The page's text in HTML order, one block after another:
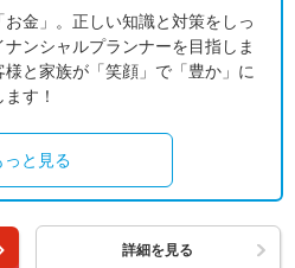
金」。正しい知識と対策をしっ
ンシャルプランナーを目指しま
と家族が「笑顔」で「豊か」に
す！
っと見る
詳細を見る